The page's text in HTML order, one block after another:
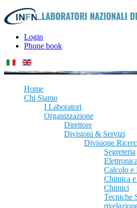
Login
Phone book
Home
Chi Siamo
I Laboratori
Organizzazione
Direttore
Divisioni & Servizi
Divisione
Segreteria
Elettronica
Calcolo e
Chimica
Chimici
Tecniche